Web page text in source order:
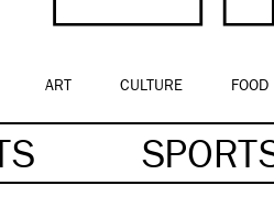
ART CULTURE FOOD